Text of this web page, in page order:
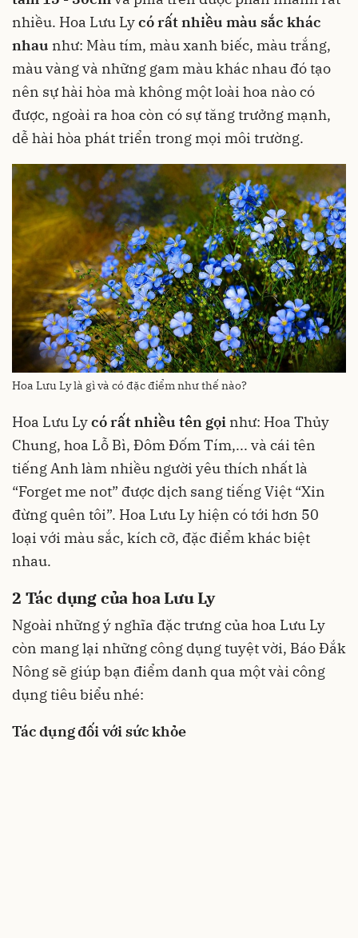
nhiều. Hoa Lưu Lycó rất nhiều màu sắc khác
nhau như: Màu tím, màu xanh biếc, màu trắng,
màu vàng và những gam màu khác nhau đó tạo
nên sự hài hòa mà không một loài hoa nào có
được, ngoài ra hoa còn có sự tăng trưởng mạnh,
dễ hài hòa phát triển trong mọi môi trường.
Hoa Lưu Ly là gì và có đặc điểm như thế nào?
Hoa Lưu Lycó rất nhiều tên gọi như: Hoa Thủy
Chung, hoa Lỗ Bì, Đôm Đốm Tím,... và cái tên
tiếng Anh làm nhiều người yêu thích nhất là
“Forget me not” được dịch sang tiếng Việt “Xin
đừng quên tôi”. Hoa Lưu Ly hiện có tới hơn 50
loại với màu sắc, kích cỡ, đặc điểm khác biệt
nhau.
2 Tác dụng của hoa Lưu Ly
Ngoài những ý nghĩa đặc trưng của hoa Lưu Ly
còn mang lại những công dụng tuyệt vời, Báo Đắk
Nông sẽ giúp bạn điểm danh qua một vài công
dụng tiêu biểu nhé:
Tác dụng đối với sức khỏe